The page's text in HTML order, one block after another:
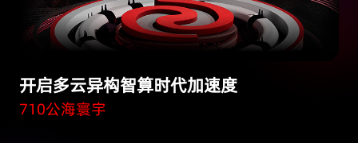
开启多云异构智算时代加速度
710公海寰宇